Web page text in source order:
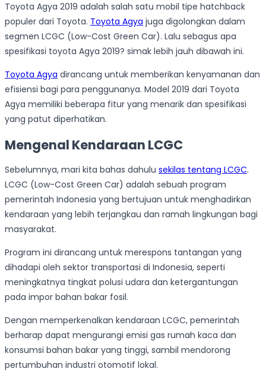
Toyota Agya 2019 adalah salah satu mobil tipe hatchback
populer dari Toyota. Toyota Agya juga digolongkan dalam
segmen LCGC (Low-Cost Green Car). Lalu sebagus apa
spesifikasi toyota Agya 2019? simak lebih jauh dibawah ini.
Toyota Agya dirancang untuk memberikan kenyamanan dan
efisiensi bagi para penggunanya. Model 2019 dari Toyota
Agya memiliki beberapa fitur yang menarik dan spesifikasi
yang patut diperhatikan.
Mengenal Kendaraan LCGC
Sebelumnya, mari kita bahas dahulu sekilas tentang LCGC.
LCGC (Low-Cost Green Car) adalah sebuah program
pemerintah Indonesia yang bertujuan untuk menghadirkan
kendaraan yang lebih terjangkau dan ramah lingkungan bagi
masyarakat.
Program ini dirancang untuk merespons tantangan yang
dihadapi oleh sektor transportasi di Indonesia, seperti
meningkatnya tingkat polusi udara dan ketergantungan
pada impor bahan bakar fosil.
Dengan memperkenalkan kendaraan LCGC, pemerintah
berharap dapat mengurangi emisi gas rumah kaca dan
konsumsi bahan bakar yang tinggi, sambil mendorong
pertumbuhan industri otomotif lokal.